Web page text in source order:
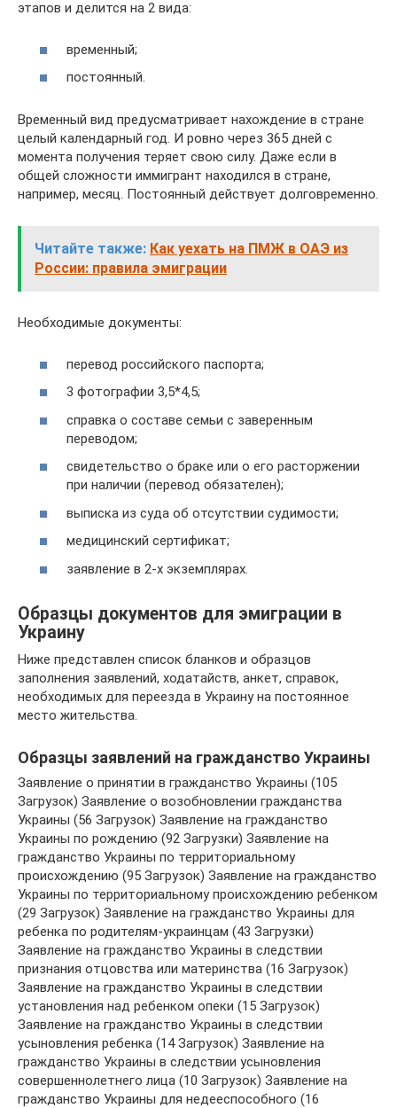
этапов и делится на 2 вида:
временный;
постоянный.
Временный вид предусматривает нахождение в стране
целый календарный год. И ровно через 365 дней с
момента получения теряет свою силу. Даже если в
общей сложности иммигрант находился в стране,
например, месяц. Постоянный действует долговременно.
Читайте также: Как уехать на ПМЖ в ОАЭ из
России: правила эмиграции
Необходимые документы:
перевод российского паспорта;
3 фотографии 3,5*4,5;
справка о составе семьи с заверенным
переводом;
свидетельство о браке или о его расторжении
при наличии (перевод обязателен);
выписка из суда об отсутствии судимости;
медицинский сертификат;
заявление в 2-х экземплярах.
Образцы документов для эмиграции в
Украину
Ниже представлен список бланков и образцов
заполнения заявлений, ходатайств, анкет, справок,
необходимых для переезда в Украину на постоянное
место жительства.
Образцы заявлений на гражданство Украины
Заявление о принятии в гражданство Украины (105
Загрузок) Заявление о возобновлении гражданства
Украины (56 Загрузок) Заявление на гражданство
Украины по рождению (92 Загрузки) Заявление на
гражданство Украины по территориальному
происхождению (95 Загрузок) Заявление на гражданство
Украины по территориальному происхождению ребенком
(29 Загрузок) Заявление на гражданство Украины для
ребенка по родителям-украинцам (43 Загрузки)
Заявление на гражданство Украины в следствии
признания отцовства или материнства (16 Загрузок)
Заявление на гражданство Украины в следствии
установления над ребенком опеки (15 Загрузок)
Заявление на гражданство Украины в следствии
усыновления ребенка (14 Загрузок) Заявление на
гражданство Украины в следствии усыновления
совершеннолетнего лица (10 Загрузок) Заявление на
гражданство Украины для недееспособного (16